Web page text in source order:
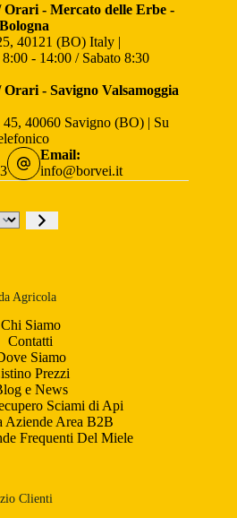
Orari - Mercato delle Erbe -
40121 (BO) Italy |
- 14:00 / Sabato 8:30
- Savigno Valsamoggia
40060 Savigno (BO) | Su
Email:
info@borvei.it
Agricola
Chi Siamo
Contatti
Siamo
Prezzi
e News
Sciami di Api
Aziende Area B2B
Frequenti Del Miele
Clienti